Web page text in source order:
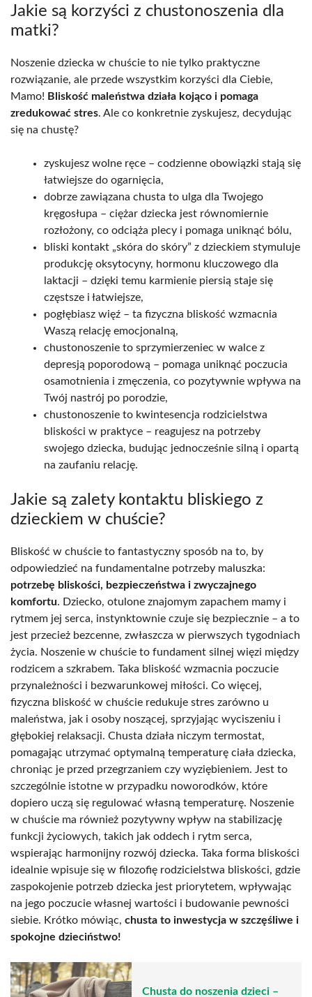
Jakie są korzyści z chustonoszenia dla
matki?
Noszenie dziecka w chuście to nie tylko praktyczne
rozwiązanie, ale przede wszystkim korzyści dla Ciebie,
Mamo! Bliskość maleństwa działa kojąco i pomaga
zredukować stres. Ale co konkretnie zyskujesz, decydując
się na chustę?
zyskujesz wolne ręce – codzienne obowiązki stają się
łatwiejsze do ogarnięcia,
dobrze zawiązana chusta to ulga dla Twojego
kręgosłupa – ciężar dziecka jest równomiernie
rozłożony, co odciąża plecy i pomaga uniknąć bólu,
bliski kontakt „skóra do skóry” z dzieckiem stymuluje
produkcję oksytocyny, hormonu kluczowego dla
laktacji – dzięki temu karmienie piersią staje się
częstsze i łatwiejsze,
pogłębiasz więź – ta fizyczna bliskość wzmacnia
Waszą relację emocjonalną,
chustonoszenie to sprzymierzeniec w walce z
depresją poporodową – pomaga uniknąć poczucia
osamotnienia i zmęczenia, co pozytywnie wpływa na
Twój nastrój po porodzie,
chustonoszenie to kwintesencja rodzicielstwa
bliskości w praktyce – reagujesz na potrzeby
swojego dziecka, budując jednocześnie silną i opartą
na zaufaniu relację.
Jakie są zalety kontaktu bliskiego z
dzieckiem w chuście?
Bliskość w chuście to fantastyczny sposób na to, by
odpowiedzieć na fundamentalne potrzeby maluszka:
potrzebę bliskości, bezpieczeństwa i zwyczajnego
komfortu. Dziecko, otulone znajomym zapachem mamy i
rytmem jej serca, instynktownie czuje się bezpiecznie – a to
jest przecież bezcenne, zwłaszcza w pierwszych tygodniach
życia. Noszenie w chuście to fundament silnej więzi między
rodzicem a szkrabem. Taka bliskość wzmacnia poczucie
przynależności i bezwarunkowej miłości. Co więcej,
fizyczna bliskość w chuście redukuje stres zarówno u
maleństwa, jak i osoby noszącej, sprzyjając wyciszeniu i
głębokiej relaksacji. Chusta działa niczym termostat,
pomagając utrzymać optymalną temperaturę ciała dziecka,
chroniąc je przed przegrzaniem czy wyziębieniem. Jest to
szczególnie istotne w przypadku noworodków, które
dopiero uczą się regulować własną temperaturę. Noszenie
w chuście ma również pozytywny wpływ na stabilizację
funkcji życiowych, takich jak oddech i rytm serca,
wspierając harmonijny rozwój dziecka. Taka forma bliskości
idealnie wpisuje się w filozofię rodzicielstwa bliskości, gdzie
zaspokojenie potrzeb dziecka jest priorytetem, wpływając
na jego poczucie własnej wartości i budowanie pewności
siebie. Krótko mówiąc, chusta to inwestycja w szczęśliwe i
spokojne dzieciństwo!
Chusta do noszenia dzieci –